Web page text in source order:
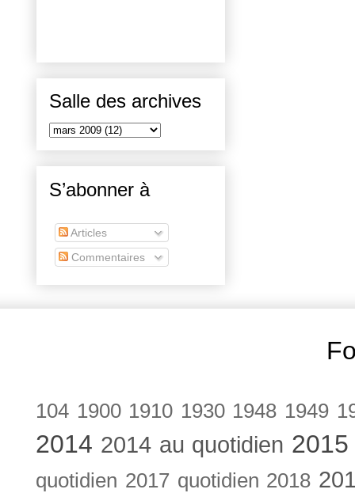
Salle des archives
S’abonner à
Articles
Commentaires
104 1900 1910 1930 1948 1949
2014 2014 au quotidien
quotidien 2017 quotidien 2018